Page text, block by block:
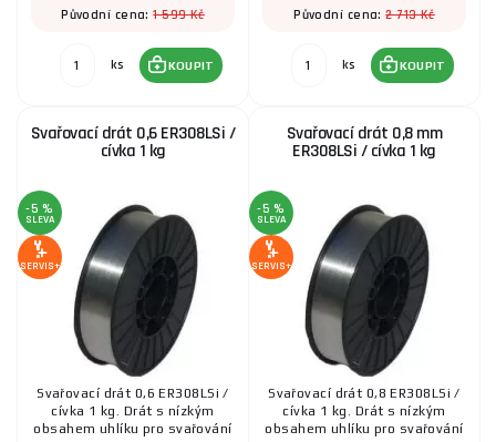
Původní cena:1 599 Kč
ks KOUPIT
Původní cena:2 713 Kč
ks KOUPIT
Svařovací drát 0,6 ER308LSi /
cívka 1 kg
-5 %
SLEVA
SERVIS+
Svařovací drát 0,6 ER308LSi /
cívka 1 kg. Drát s nízkým
obsahem uhlíku pro svařování
Svařovací drát 0,8 mm
ER308LSi / cívka 1 kg
-5 %
SLEVA
SERVIS+
Svařovací drát 0,8 ER308LSi /
cívka 1 kg. Drát s nízkým
obsahem uhlíku pro svařování